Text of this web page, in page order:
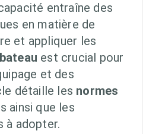
entraîne des
en matière de
et appliquer les
est crucial pour
et des
détaille les normes
ainsi que les
à adopter.